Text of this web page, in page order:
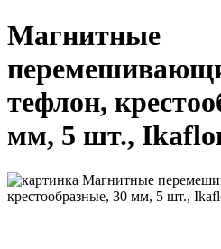
Магнитные
тефлон,
мм, 5 шт.,